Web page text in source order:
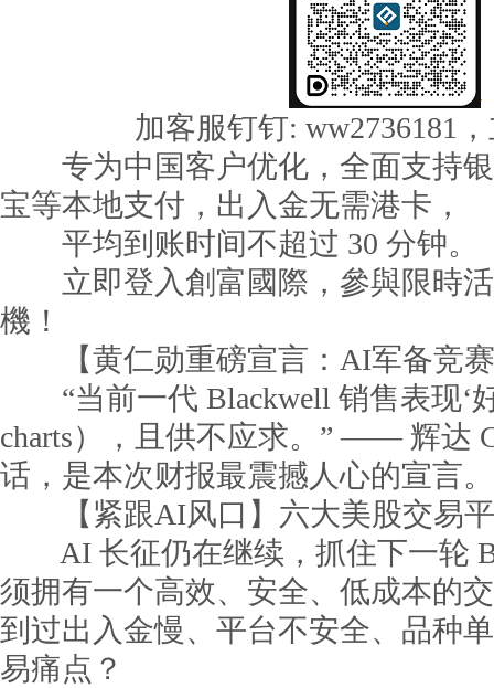
加客服钉钉: ww2736181
专为中国客户优化，全面支持银
宝等本地支付，出入金无需港卡，
平均到账时间不超过 30 分钟。
立即登入創富國際，參與限時活
機！
【黄仁勋重磅宣言：AI军备竞
“当前一代 Blackwell 销售表现‘
charts），且供不应求。” —— 辉达
话，是本次财报最震撼人心的宣言。
【紧跟AI风口】六大美股交易平
AI 长征仍在继续，抓住下一轮
须拥有一个高效、安全、低成本的
到过出入金慢、平台不安全、品种
易痛点？